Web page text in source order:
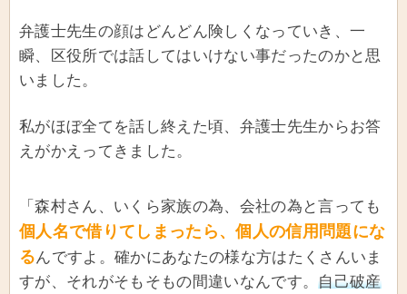
弁護士先生の顔はどんどん険しくなっていき、一
瞬、区役所では話してはいけない事だったのかと思
いました。
私がほぼ全てを話し終えた頃、弁護士先生からお答
えがかえってきました。
「森村さん、いくら家族の為、会社の為と言っても
個人名で借りてしまったら、個人の信用問題にな
るんですよ。確かにあなたの様な方はたくさんいま
すが、それがそもそもの間違いなんです。自己破産